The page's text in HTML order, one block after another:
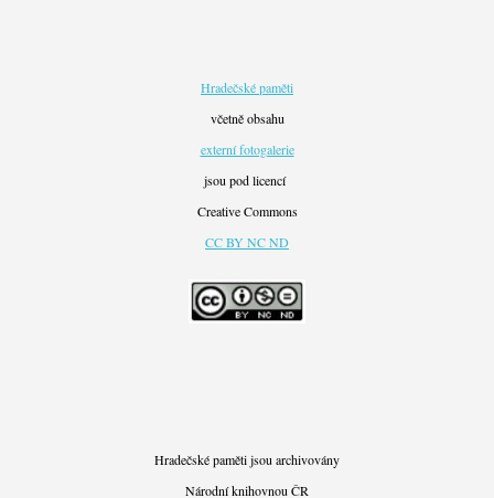
Hradečské paměti
včetně obsahu
externí fotogalerie
jsou pod licencí
Creative Commons
CC BY NC ND
Hradečské paměti jsou archivovány
Národní knihovnou ČR